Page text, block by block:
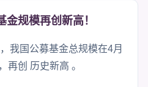
规模再创新高！
我国公募基金总规模在4月
再创 历史新高 。